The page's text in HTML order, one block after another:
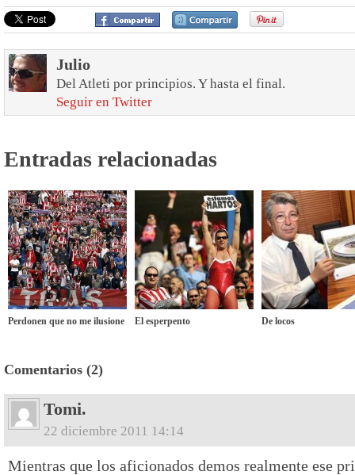
Julio
Del Atleti por principios. Y hasta el final.
Seguir en Twitter
Entradas relacionadas
Perdonen que no me ilusione El esperpento De locos
Comentarios (2)
Tomi.
22 diciembre 2011 14:14
Mientras que los aficionados demos realmente ese